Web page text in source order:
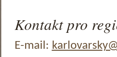
Kontakt pro
E-mail: